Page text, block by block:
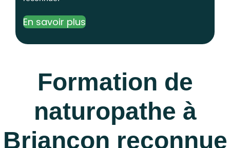
En savoir plus
Formation de
naturopathe à
Briançon reconnue